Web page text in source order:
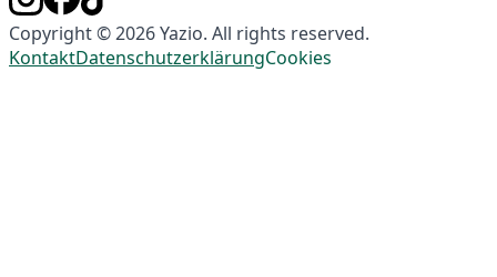
Copyright © 2026 Yazio. All rights reserved.
KontaktDatenschutzerklärungCookies